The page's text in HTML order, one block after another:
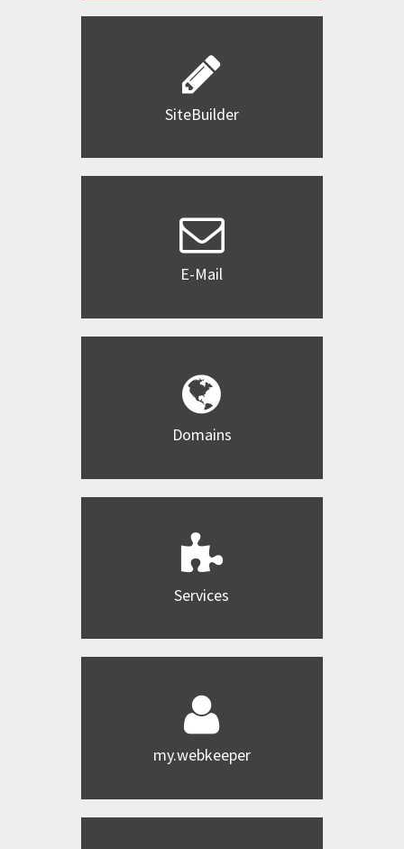
SiteBuilder
E-Mail
Domains
Services
my.webkeeper